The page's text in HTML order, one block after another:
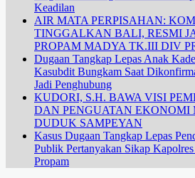
Keadilan
AIR MATA PERPISAHAN:
TINGGALKAN BALI, RESMI
PROPAM MADYA TK.III DIV
Dugaan Tangkap Lepas Anak
Kasubdit Bungkam Saat
Jadi Penghubung
KUDORI, S.H. BAWA VISI
DAN PENGUATAN EKONOMI
DUDUK SAMPEYAN
Kasus Dugaan Tangkap Lepas
Publik Pertanyakan Sikap
Propam